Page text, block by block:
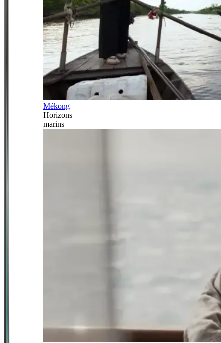
Mékong
Horizons
marins